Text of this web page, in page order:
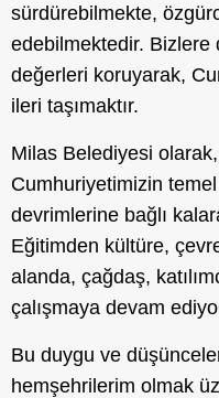
sürdürebilmekte,
edebilmektedir. Bizlere
değerleri koruyarak,
ileri taşımaktır.
Milas Belediyesi
Cumhuriyetimizin
devrimlerine bağlı
Eğitimden kültüre,
alanda, çağdaş,
çalışmaya devam
Bu duygu ve
hemşehrilerim olmak